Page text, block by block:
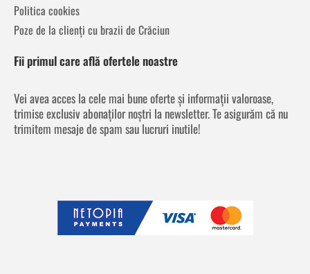
Politica cookies
Poze de la clienți cu brazii de Crăciun
Fii primul care află ofertele noastre
Vei avea acces la cele mai bune oferte și informații valoroase,
trimise exclusiv abonaților noștri la newsletter. Te asigurăm că nu
trimitem mesaje de spam sau lucruri inutile!